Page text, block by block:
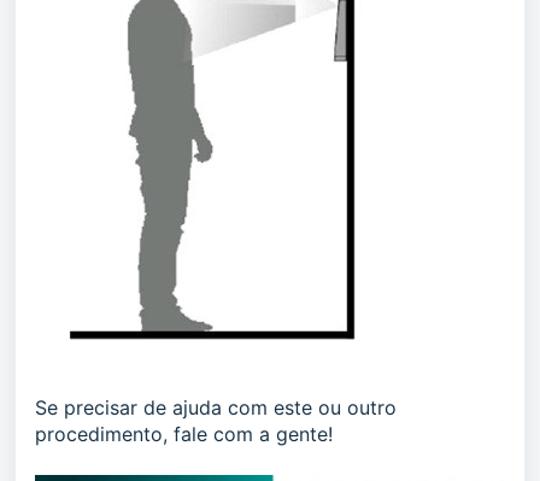
Se precisar de ajuda com este ou outro
procedimento, fale com a gente!